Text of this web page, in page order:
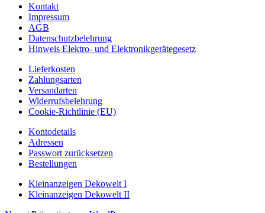
Kontakt
Impressum
AGB
Datenschutzbelehrung
Hinweis Elektro- und Elektronikgerätegesetz
Lieferkosten
Zahlungsarten
Versandarten
Widerrufsbelehrung
Cookie-Richtlinie (EU)
Kontodetails
Adressen
Passwort zurücksetzen
Bestellungen
Kleinanzeigen Dekowelt I
Kleinanzeigen Dekowelt II